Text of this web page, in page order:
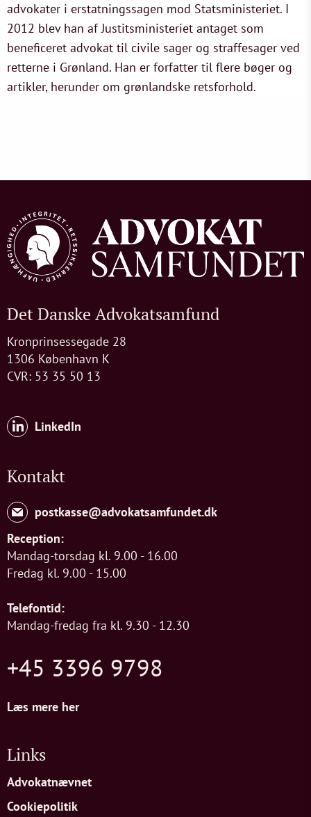
advokater i erstatningssagen mod Statsministeriet. I
2012 blev han af Justitsministeriet antaget som
beneficeret advokat til civile sager og straffesager ved
retterne i Grønland. Han er forfatter til flere bøger og
artikler, herunder om grønlandske retsforhold.
Det Danske Advokatsamfund
Kronprinsessegade 28
1306 København K
CVR: 53 35 50 13
LinkedIn
Kontakt
postkasse@advokatsamfundet.dk
Reception:
Mandag-torsdag kl. 9.00 - 16.00
Fredag kl. 9.00 - 15.00
Telefontid:
Mandag-fredag fra kl. 9.30 - 12.30
+45 3396 9798
Læs mere her
Links
Advokatnævnet
Cookiepolitik